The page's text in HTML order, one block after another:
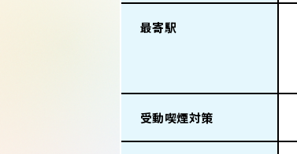
最寄駅
受動喫煙対策